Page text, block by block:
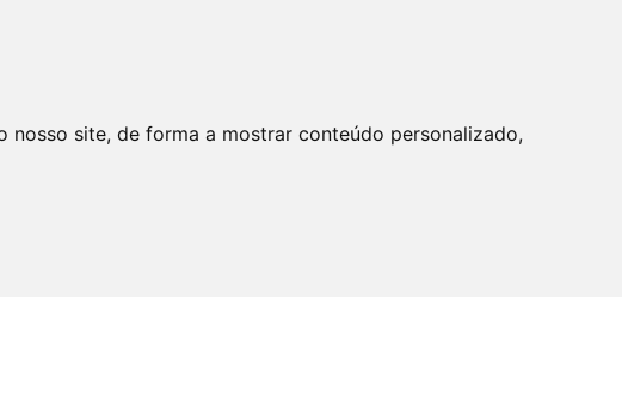
site, de forma a mostrar conteúdo personalizado,